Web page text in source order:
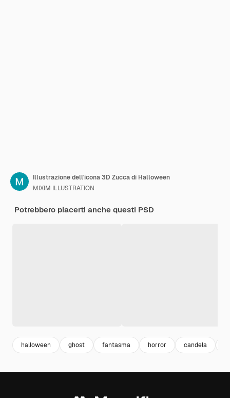
Illustrazione dell'icona 3D Zucca di Halloween
MIXIM ILLUSTRATION
Potrebbero piacerti anche questi PSD
halloween ghost fantasma horror candela